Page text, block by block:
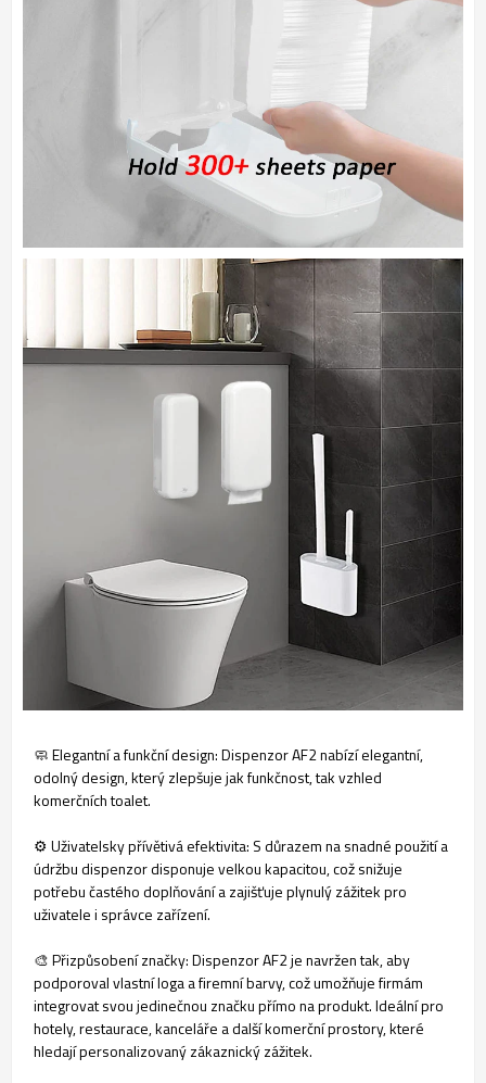
🧼 Elegantní a funkční design: Dispenzor AF2 nabízí elegantní,
odolný design, který zlepšuje jak funkčnost, tak vzhled
komerčních toalet.
⚙️ Uživatelsky přívětivá efektivita: S důrazem na snadné použití a
údržbu dispenzor disponuje velkou kapacitou, což snižuje
potřebu častého doplňování a zajišťuje plynulý zážitek pro
uživatele i správce zařízení.
🎨 Přizpůsobení značky: Dispenzor AF2 je navržen tak, aby
podporoval vlastní loga a firemní barvy, což umožňuje firmám
integrovat svou jedinečnou značku přímo na produkt. Ideální pro
hotely, restaurace, kanceláře a další komerční prostory, které
hledají personalizovaný zákaznický zážitek.